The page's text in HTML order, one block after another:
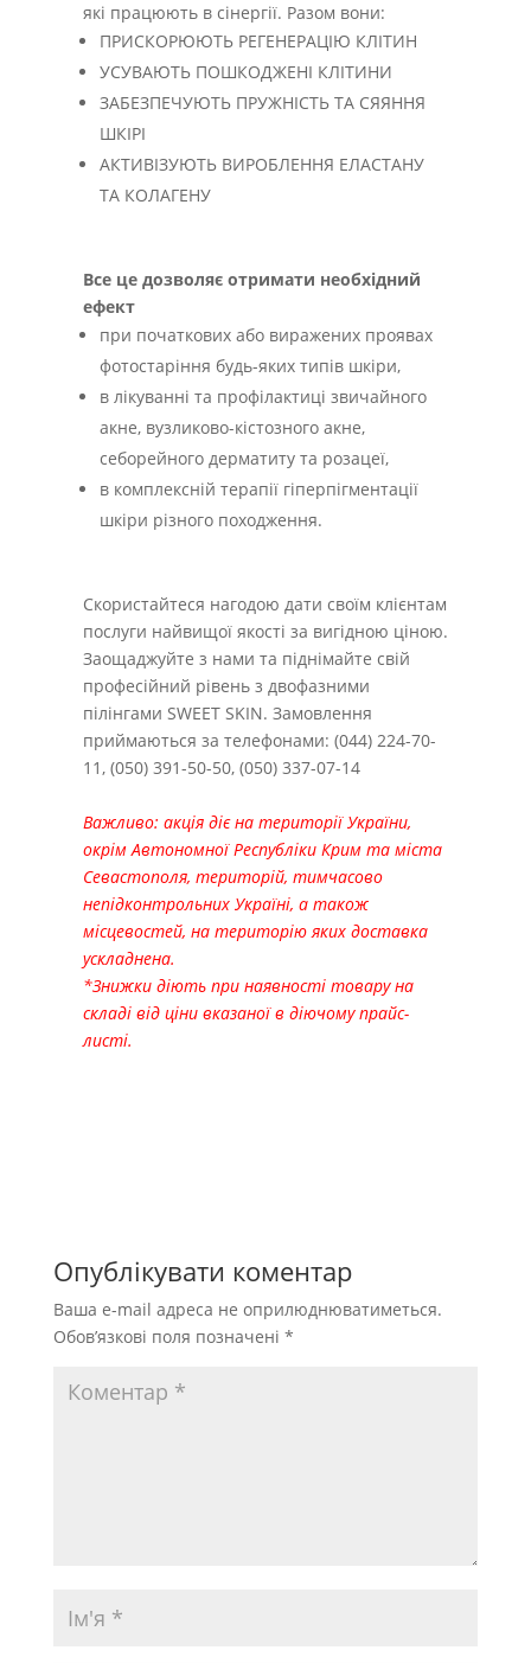
які працюють в cінергії. Разом вони:
ПРИСКОРЮЮТЬ РЕГЕНЕРАЦІЮ КЛІТИН
УСУВАЮТЬ ПОШКОДЖЕНІ КЛІТИНИ
ЗАБЕЗПЕЧУЮТЬ ПРУЖНІСТЬ ТА СЯЯННЯ
ШКІРІ
АКТИВІЗУЮТЬ ВИРОБЛЕННЯ ЕЛАСТАНУ
ТА КОЛАГЕНУ
Все це дозволяє отримати необхідний
ефект
при початкових або виражених проявах
фотостаріння будь-яких типів шкіри,
в лікуванні та профілактиці звичайного
акне, вузликово-кістозного акне,
себорейного дерматиту та розацеї,
в комплексній терапії гіперпігментації
шкіри різного походження.
Скористайтеся нагодою дати своїм клієнтам
послуги найвищої якості за вигідною ціною.
Заощаджуйте з нами та піднімайте свій
професійний рівень з двофазними
пілінгами SWEET SKIN. Замовлення
приймаються за телефонами: (044) 224-70-
11, (050) 391-50-50, (050) 337-07-14
Важливо: акція діє на території України,
окрім Автономної Республіки Крим та міста
Севастополя, територій, тимчасово
непідконтрольних Україні, а також
місцевостей, на територію яких доставка
ускладнена.
*Знижки діють при наявності товару на
складі від ціни вказаної в діючому прайс-
листі.
Опублікувати коментар
Ваша e-mail адреса не оприлюднюватиметься.
Обов’язкові поля позначені *